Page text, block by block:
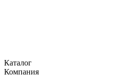
Каталог
Компания